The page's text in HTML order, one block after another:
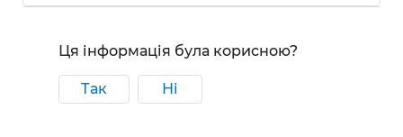
Ця інформація була корисною?
Так Ні